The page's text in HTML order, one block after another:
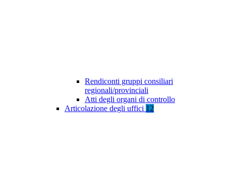
Rendiconti gruppi consiliari
regionali/provinciali
Atti degli organi di controllo
Articolazione degli uffici 12